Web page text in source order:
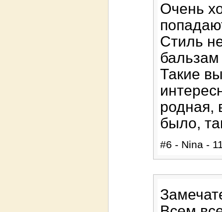
Очень
Стиль
Такие
родная,
было,
#6 - Nina -